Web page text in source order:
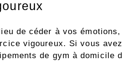
de céder à vos
vigoureux. Si vous
de gym à domicile